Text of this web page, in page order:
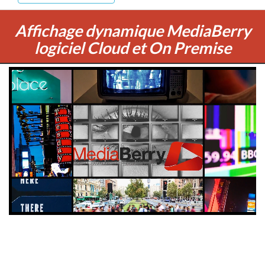
Affichage dynamique MediaBerry
logiciel Cloud et On Premise